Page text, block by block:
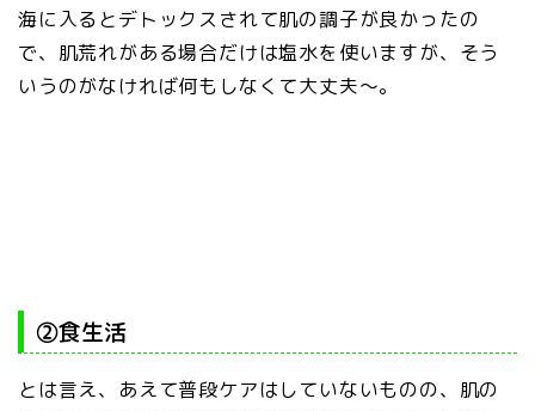
海に入るとデトックスされて肌の調子が良かったの
で、肌荒れがある場合だけは塩水を使いますが、そう
いうのがなければ何もしなくて大丈夫～。
②食生活
とは言え、あえて普段ケアはしていないものの、肌の